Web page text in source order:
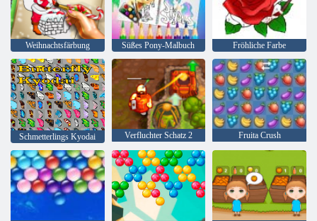
Weihnachtsfärbung Süßes Pony-Malbuch Fröhliche Farbe
Schmetterlings Kyodai Verfluchter Schatz 2 Fruita Crush